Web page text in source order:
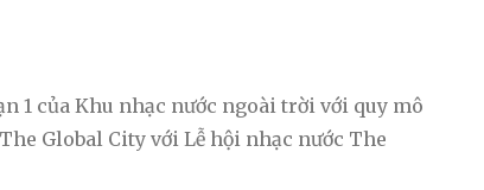
1 của Khu nhạc nước ngoài trời với quy mô
Global City với Lễ hội nhạc nước The